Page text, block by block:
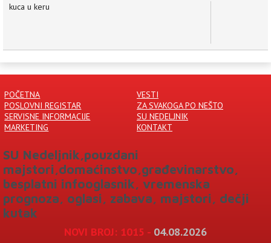
kuca u keru
POČETNA
VESTI
POSLOVNI REGISTAR
ZA SVAKOGA PO NEŠTO
SERVISNE INFORMACIJE
SU NEDELJNIK
MARKETING
KONTAKT
SU Nedeljnik,pouzdani
majstori,domaćinstvo,građevinarstvo,
besplatni infooglasnik, vremenska
prognoza, oglasi, zabava, majstori, dečji
kutak
1015 - 04.08.2026